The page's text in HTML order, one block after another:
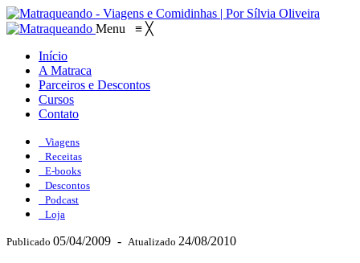
Menu ≡ ╳
Início
A Matraca
Parceiros e Descontos
Cursos
Contato
Viagens
Receitas
E-books
Descontos
Podcast
Loja
Publicado 05/04/2009 - Atualizado 24/08/2010